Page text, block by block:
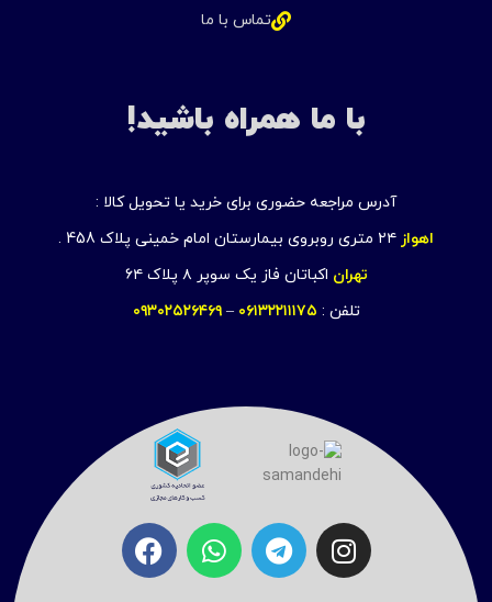
تماس با ما
با ما همراه باشید!
آدرس مراجعه حضوری برای خرید یا تحویل کالا :
اهواز ۲۴ متری روبروی بیمارستان امام خمینی پلاک 458 .
تهران اکباتان فاز یک سوپر ۸ پلاک ۶۴
تلفن : ۰۶۱۳۲۲۱۱۱۷۵ –۰۹۳۰۲۵۲۶۴۶۹